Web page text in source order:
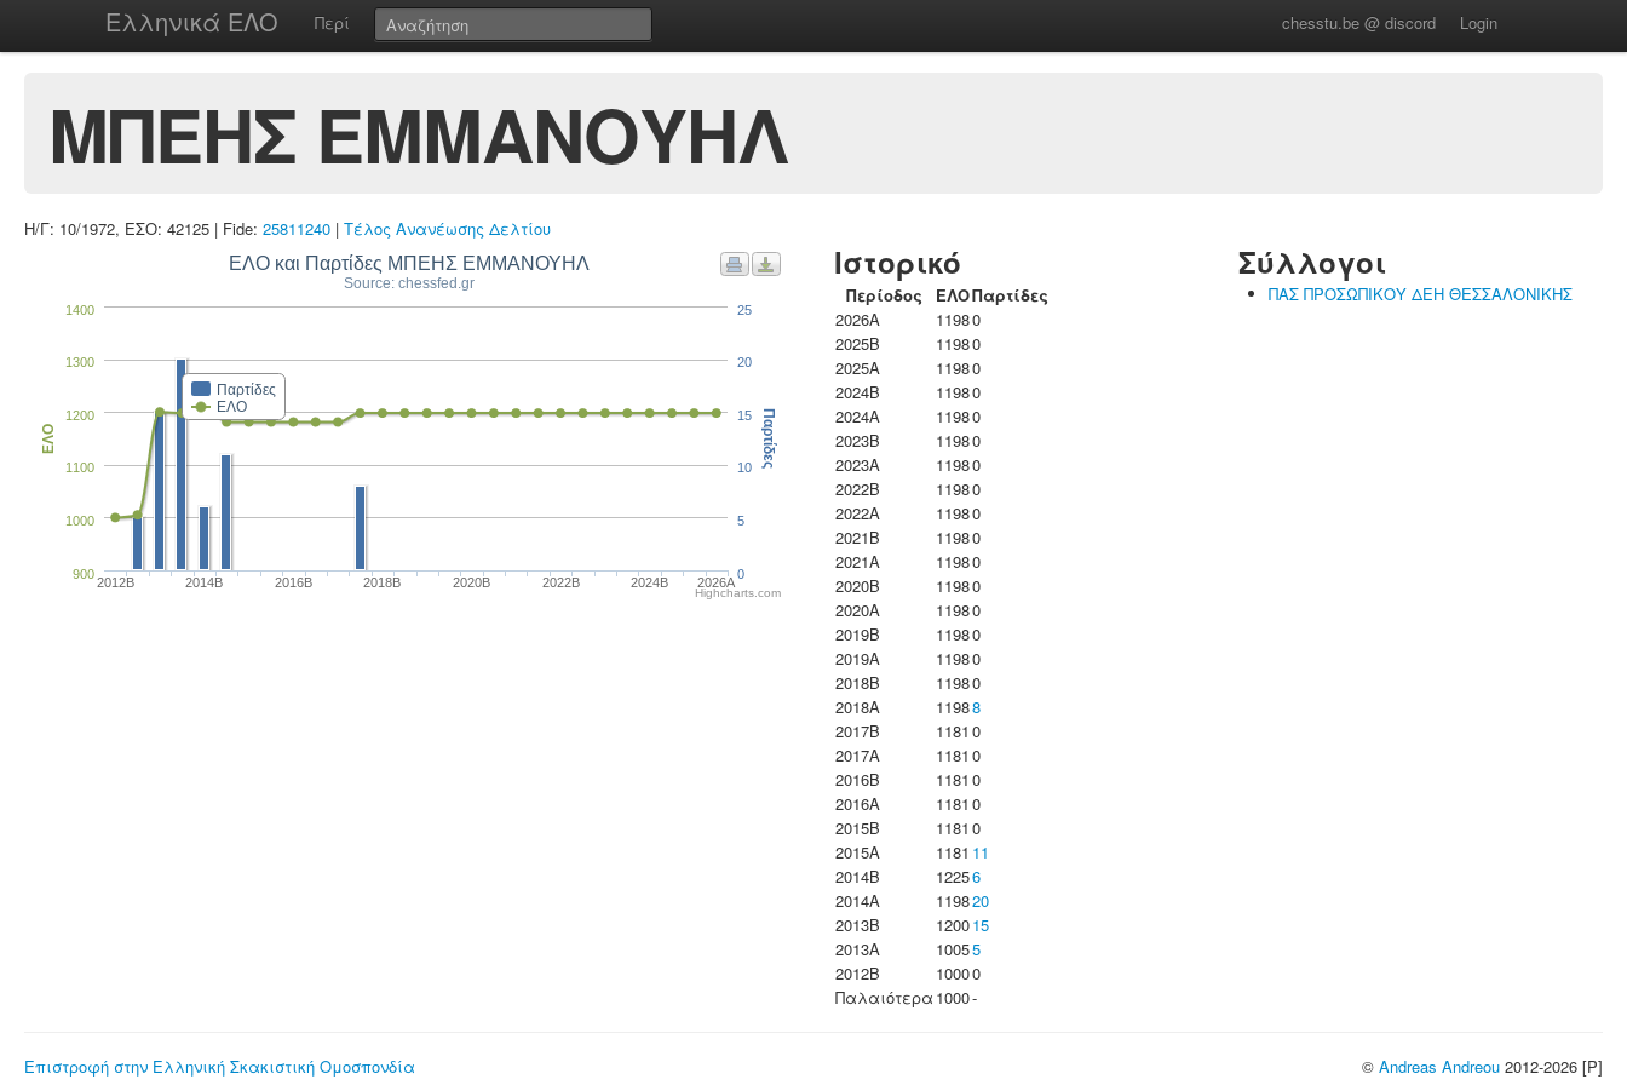
Ελληνικά ΕΛΟ Περί chesstu.be @ discord Login
ΜΠΕΗΣ ΕΜΜΑΝΟΥΗΛ
Η/Γ: 10/1972, ΕΣΟ: 42125 | Fide: 25811240 | Τέλος Ανανέωσης Δελτίου
ΕΛΟ και Παρτίδες ΜΠΕΗΣ ΕΜΜΑΝΟΥΗΛ
Source: chessfed.gr
Παρτίδες
ΕΛΟ
2012B 2014B 2016B 2018B 2020B 2022B 2024B 2026A
1000
1100
1200
900
1300
1400
ΕΛΟ
0
5
10
15
20
25
Παρτίδες
Highcharts.com
Ιστορικό
Περίοδος ΕΛΟΠαρτίδες
2026A
11980
2025B
11980
2025A
11980
2024B
11980
2024A
11980
2023B
11980
2023Α
11980
2022B
11980
2022A
11980
2021B
11980
2021A
11980
2020B
11980
2020A
11980
2019B
11980
2019A
11980
2018B
11980
2018A
11988
2017B
1181 0
2017A
1181 0
2016B
1181 0
2016A
1181 0
2015B
1181 0
2015A
1181 11
2014B
12256
2014A
119820
2013B
120015
2013A
10055
2012B
10000
Παλαιότερα 1000-
Σύλλογοι
ΠΑΣ ΠΡΟΣΩΠΙΚΟΥ ΔΕΗ ΘΕΣΣΑΛΟΝΙΚΗΣ
Επιστροφή στην Ελληνική Σκακιστική Ομοσπονδία © Andreas Andreou 2012-2026 [P]